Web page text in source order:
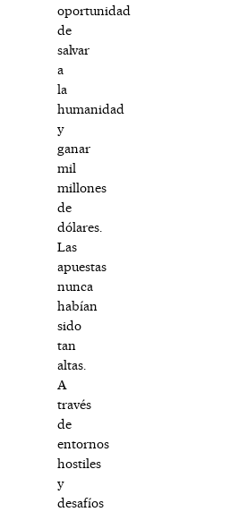
oportunidad
de
salvar
a
la
humanidad
y
ganar
mil
millones
de
dólares.
Las
apuestas
nunca
habían
sido
tan
altas.
A
través
de
entornos
hostiles
y
desafíos